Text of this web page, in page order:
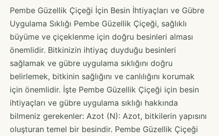
Pembe Güzellik Çiçeği İçin Besin İhtiyaçları ve Gübre
Uygulama Sıklığı Pembe Güzellik Çiçeği, sağlıklı
büyüme ve çiçeklenme için doğru besinleri alması
önemlidir. Bitkinizin ihtiyaç duyduğu besinleri
sağlamak ve gübre uygulama sıklığını doğru
belirlemek, bitkinin sağlığını ve canlılığını korumak
için önemlidir. İşte Pembe Güzellik Çiçeği için besin
ihtiyaçları ve gübre uygulama sıklığı hakkında
bilmeniz gerekenler: Azot (N): Azot, bitkilerin yapısını
oluşturan temel bir besindir. Pembe Güzellik Çiçeği